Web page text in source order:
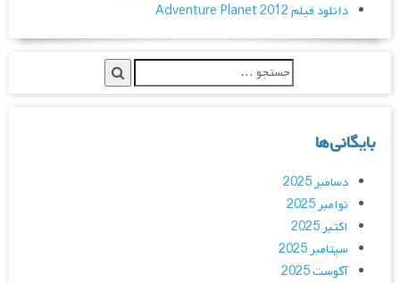
دانلود فیلم Adventure Planet 2012
بایگانی‌ها
دسامبر 2025
نوامبر 2025
اکتبر 2025
سپتامبر 2025
آگوست 2025